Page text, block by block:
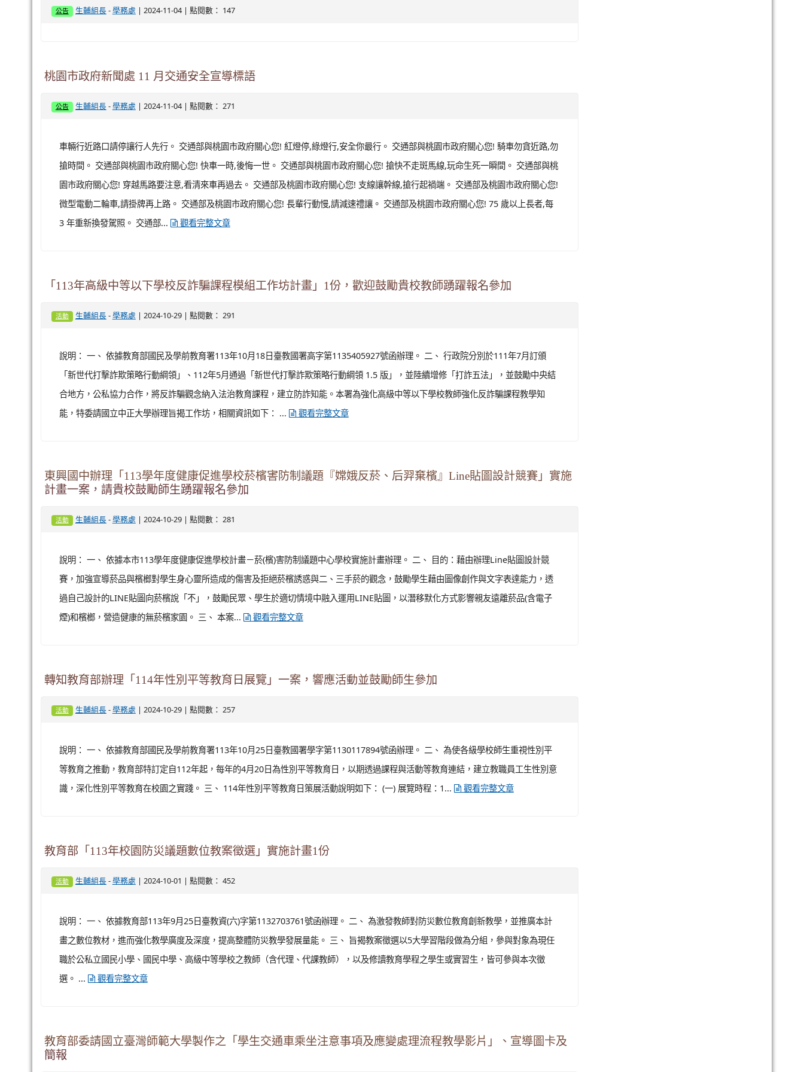
公告 生輔組長- 學務處 | 2024-11-04 | 點閱數： 147
桃園市政府新聞處 11 月交通安全宣導標語
公告 生輔組長- 學務處 | 2024-11-04 | 點閱數： 271
車輛行近路口請停讓行人先行。 交通部與桃園市政府關心您! 紅燈停,綠燈行,安全你最行。 交通部與桃園市政府關心您! 騎車勿貪近路,勿
搶時間。 交通部與桃園市政府關心您! 快車一時,後悔一世。 交通部與桃園市政府關心您! 搶快不走斑馬線,玩命生死一瞬間。 交通部與桃
園市政府關心您! 穿越馬路要注意,看清來車再過去。 交通部及桃園市政府關心您! 支線讓幹線,搶行起禍端。 交通部及桃園市政府關心您!
微型電動二輪車,請掛牌再上路。 交通部及桃園市政府關心您! 長輩行動慢,請減速禮讓。 交通部及桃園市政府關心您! 75 歲以上長者,每
3 年重新換發駕照。 交通部...
觀看完整文章
「113年高級中等以下學校反詐騙課程模組工作坊計畫」1份，歡迎鼓勵貴校教師踴躍報名參加
活動 生輔組長- 學務處 | 2024-10-29 | 點閱數： 291
說明： 一、 依據教育部國民及學前教育署113年10月18日臺教國署高字第1135405927號函辦理。 二、 行政院分別於111年7月訂頒
「新世代打擊詐欺策略行動綱領」、112年5月通過「新世代打擊詐欺策略行動綱領 1.5 版」，並陸續增修「打詐五法」，並鼓勵中央結
合地方，公私協力合作，將反詐騙觀念納入法治教育課程，建立防詐知能。本署為強化高級中等以下學校教師強化反詐騙課程教學知
能，特委請國立中正大學辦理旨揭工作坊，相關資訊如下： ...
觀看完整文章
東興國中辦理「113學年度健康促進學校菸檳害防制議題『嫦娥反菸、后羿棄檳』Line貼圖設計競賽」實施
計畫一案，請貴校鼓勵師生踴躍報名參加
活動 生輔組長- 學務處 | 2024-10-29 | 點閱數： 281
說明： 一、 依據本市113學年度健康促進學校計畫－菸(檳)害防制議題中心學校實施計畫辦理。 二、 目的：藉由辦理Line貼圖設計競
賽，加強宣導菸品與檳榔對學生身心靈所造成的傷害及拒絕菸檳誘惑與二、三手菸的觀念，鼓勵學生藉由圖像創作與文字表達能力，透
過自己設計的LINE貼圖向菸檳說「不」，鼓勵民眾、學生於適切情境中融入運用LINE貼圖，以潛移默化方式影響親友遠離菸品(含電子
煙)和檳榔，營造健康的無菸檳家園。 三、 本案...
觀看完整文章
轉知教育部辦理「114年性別平等教育日展覽」一案，響應活動並鼓勵師生參加
活動 生輔組長- 學務處 | 2024-10-29 | 點閱數： 257
說明： 一、 依據教育部國民及學前教育署113年10月25日臺教國署學字第1130117894號函辦理。 二、 為使各級學校師生重視性別平
等教育之推動，教育部特訂定自112年起，每年的4月20日為性別平等教育日，以期透過課程與活動等教育連結，建立教職員工生性別意
識，深化性別平等教育在校園之實踐。 三、 114年性別平等教育日策展活動說明如下： (一) 展覽時程：1...
觀看完整文章
教育部「113年校園防災議題數位教案徵選」實施計畫1份
活動 生輔組長- 學務處 | 2024-10-01 | 點閱數： 452
說明： 一、 依據教育部113年9月25日臺教資(六)字第1132703761號函辦理。 二、 為激發教師對防災數位教育創新教學，並推廣本計
畫之數位教材，進而強化教學廣度及深度，提高整體防災教學發展量能。 三、 旨揭教案徵選以5大學習階段做為分組，參與對象為現任
職於公私立國民小學、國民中學、高級中等學校之教師（含代理、代課教師），以及修讀教育學程之學生或實習生，皆可參與本次徵
選。 ...
觀看完整文章
教育部委請國立臺灣師範大學製作之「學生交通車乘坐注意事項及應變處理流程教學影片」、宣導圖卡及
簡報